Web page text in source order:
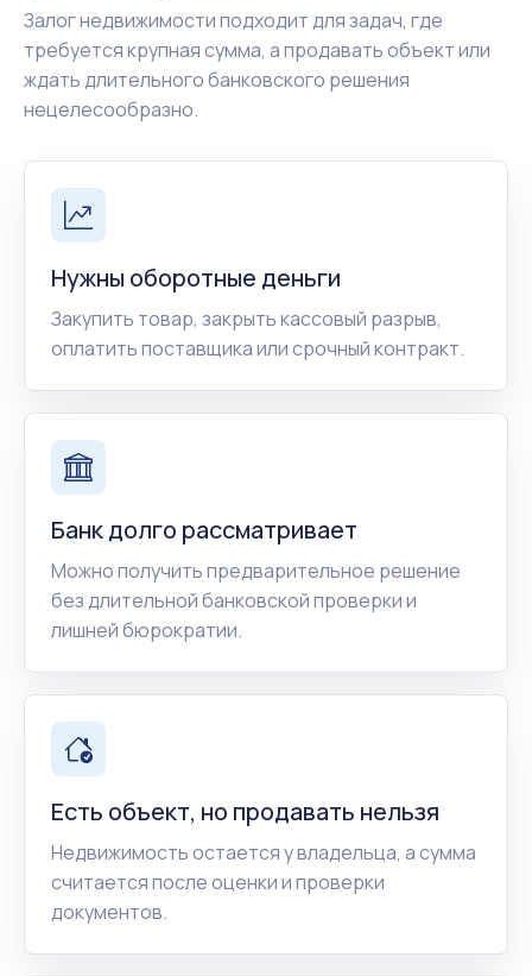
Залог недвижимости подходит для задач, где
требуется крупная сумма, а продавать объект или
ждать длительного банковского решения
нецелесообразно.
Нужны оборотные деньги
Закупить товар, закрыть кассовый разрыв,
оплатить поставщика или срочный контракт.
Банк долго рассматривает
Можно получить предварительное решение
без длительной банковской проверки и
лишней бюрократии.
Есть объект, но продавать нельзя
Недвижимость остается у владельца, а сумма
считается после оценки и проверки
документов.